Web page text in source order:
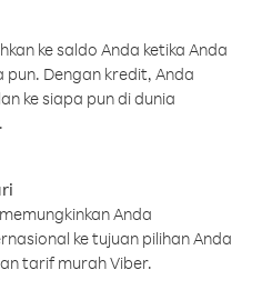
ke saldo Anda ketika Anda
Dengan kredit, Anda
ke siapa pun di dunia
Anda
ke tujuan pilihan Anda
tarif murah Viber.